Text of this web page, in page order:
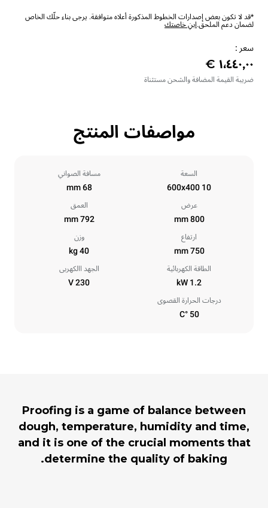
*قد لا تكون بعض إصدارات الخطوط المذكورة أعلاه متوافقة. يرجى بناء حلّك الخاص
لضمان دعم الملحق.ابنِ خاصتك
سعر :
ضريبة القيمة المضافة والشحن مستثناة
مواصفات المنتج
السعة
10 600x400
مسافة الصواني
68 mm
عرض
800 mm
العمق
792 mm
ارتفاع
750 mm
وزن
40 kg
الطاقة الكهربائية
1.2 kW
الجهد االكهربى
230 V
درجات الحرارة القصوى
50 °C
Proofing is a game of balance between
dough, temperature, humidity and time,
and it is one of the crucial moments that
determine the quality of baking.